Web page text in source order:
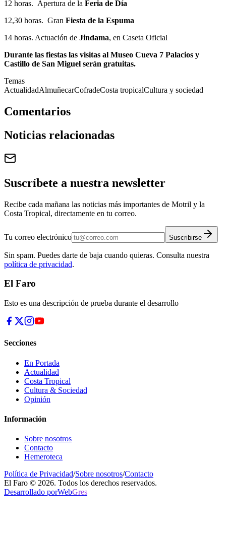
12 horas. Apertura de la Feria de Día
12,30 horas. Gran Fiesta de la Espuma
14 horas. Actuación de Jindama, en Caseta Oficial
Durante las fiestas las visitas al Museo Cueva 7 Palacios y
Castillo de San Miguel serán gratuitas.
Temas
ActualidadAlmuñecarCofradeCosta tropicalCultura y sociedad
Comentarios
Noticias relacionadas
Suscríbete a nuestra newsletter
Recibe cada mañana las noticias más importantes de Motril y la
Costa Tropical, directamente en tu correo.
Tu correo electrónico Suscribirse
Sin spam. Puedes darte de baja cuando quieras. Consulta nuestra
política de privacidad.
El Faro
Esto es una descripción de prueba durante el desarrollo
Secciones
En Portada
Actualidad
Costa Tropical
Cultura & Sociedad
Opinión
Información
Sobre nosotros
Contacto
Hemeroteca
Política de Privacidad/Sobre nosotros/Contacto
El Faro © 2026. Todos los derechos reservados.
Desarrollado porWebGres